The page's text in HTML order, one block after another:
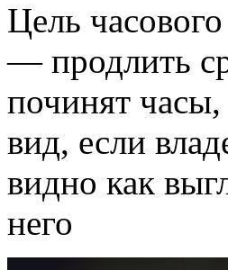
Цель
— продлить
починят
вид, если
видно как
него